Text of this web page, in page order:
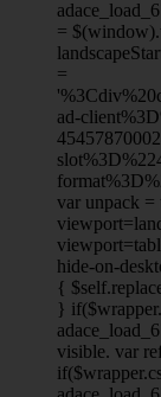
=
=
ad-
var unpack
viewport
viewport
hide-on-
{
}
visible. var